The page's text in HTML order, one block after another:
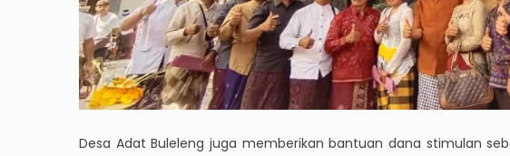
Desa Adat Buleleng juga memberikan bantuan dana stimulan